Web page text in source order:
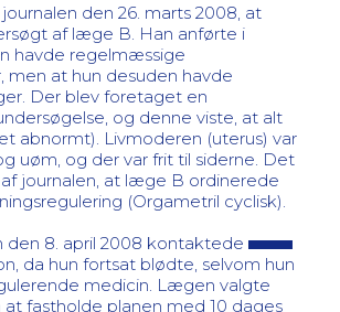
den 26. marts 2008, at
af læge B. Han anførte i
havde regelmæssige
men at hun desuden havde
Der blev foretaget en
og denne viste, at alt
abnormt). Livmoderen (uterus) var
uøm, og der var frit til siderne. Det
journalen, at læge B ordinerede
(Orgametril cyclisk).
den 8. april 2008 kontaktede
da hun fortsat blødte, selvom hun
medicin. Lægen valgte
at fastholde planen med 10 dages